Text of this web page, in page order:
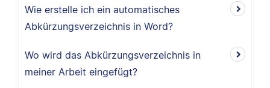
Wie erstelle ich ein automatisches
Abkürzungsverzeichnis in Word?
Wo wird das Abkürzungsverzeichnis in
meiner Arbeit eingefügt?